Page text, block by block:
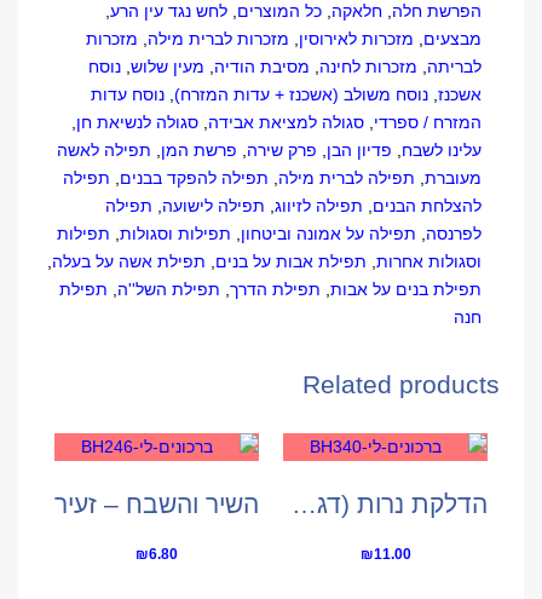
הפרשת חלה, חלאקה,כל המוצרים,לחש נגד עין הרע,
מבצעים,מזכרות לאירוסין,מזכרות לברית מילה ,מזכרות
לבריתה,מזכרות לחינה,מסיבת הודיה ,מעין שלוש ,נוסח
אשכנז,נוסח משולב (אשכנז + עדות המזרח),נוסח עדות
המזרח / ספרדי,סגולה למציאת אבידה,סגולה לנשיאת חן,
עלינו לשבח,פדיון הבן, פרק שירה ,פרשת המן, תפילה לאשה
מעוברת,תפילה לברית מילה ,תפילה להפקד בבנים,תפילה
להצלחת הבנים,תפילה לזיווג ,תפילה לישועה,תפילה
לפרנסה,תפילה על אמונה וביטחון,תפילות וסגולות,תפילות
וסגולות אחרות,תפילת אבות על בנים,תפילת אשה על בעלה ,
תפילת בנים על אבות ,תפילת הדרך ,תפילת השל''ה,תפילת
Related products
הדלקת נרות (דגם חלון)
₪
השיר והשבח – זעיר
₪